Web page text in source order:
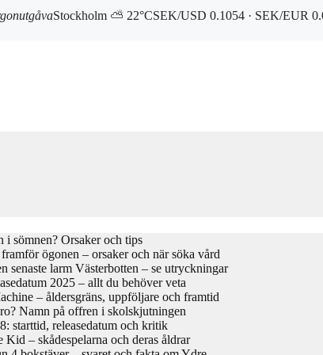
Stockholm ⛅ 22°CSEK/USD 0.1054 · SEK/EUR
i sömnen? Orsaker och tips
ögonen – orsaker och när söka vård
senaste larm Västerbotten – se utryckningar
2025 – allt du behöver veta
– åldersgräns, uppföljare och framtid
Namn på offren i skolskjutningen
starttid, releasedatum och kritik
– skådespelarna och deras åldrar